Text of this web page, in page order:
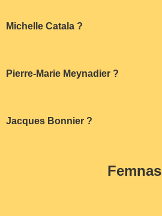
Michelle Catala ?
Pierre-Marie Meynadier ?
Jacques Bonnier ?
Femnas